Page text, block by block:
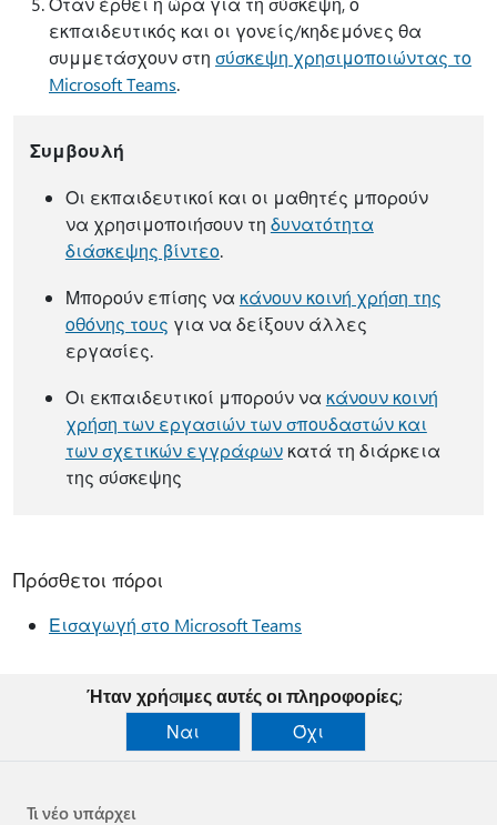
εκπαιδευτικός και οι γονείς/κηδεμόνες θα
συμμετάσχουν στη σύσκεψη χρησιμοποιώντας το
Microsoft Teams.
Συμβουλή
Οι εκπαιδευτικοί και οι μαθητές μπορούν
να χρησιμοποιήσουν τη δυνατότητα
διάσκεψης βίντεο.
Μπορούν επίσης να κάνουν κοινή χρήση της
οθόνης τους για να δείξουν άλλες
εργασίες.
Οι εκπαιδευτικοί μπορούν να κάνουν κοινή
χρήση των εργασιών των σπουδαστών και
των σχετικών εγγράφωνκατά τη διάρκεια
της σύσκεψης
Πρόσθετοι πόροι
Εισαγωγή στο Microsoft Teams
Ήταν χρήσιμες αυτές οι πληροφορίες;
Ναι
Όχι
Τι νέο υπάρχει